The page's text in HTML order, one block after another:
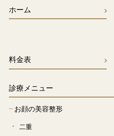
ホーム
料金表
診療メニュー
−お顔の美容整形
二重